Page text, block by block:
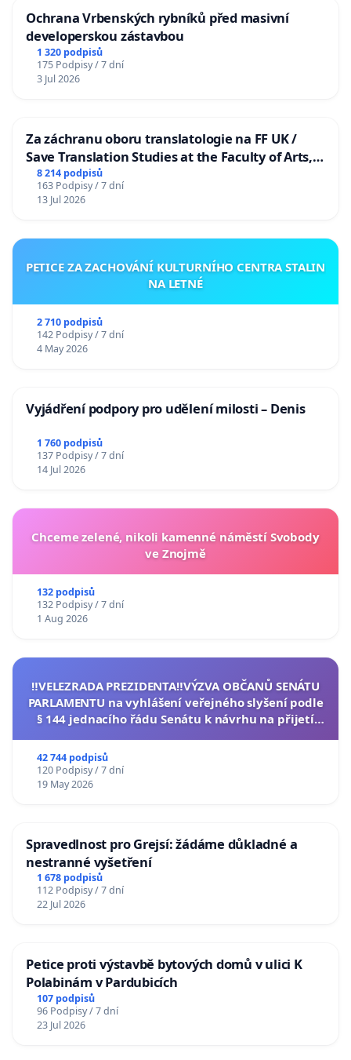
Ochrana Vrbenských rybníků před masivní
developerskou zástavbou
1 320 podpisů
175 Podpisy / 7 dní
3 Jul 2026
Za záchranu oboru translatologie na FF UK /
Save Translation Studies at the Faculty of Arts,
Charles University
8 214 podpisů
163 Podpisy / 7 dní
13 Jul 2026
PETICE ZA ZACHOVÁNÍ KULTURNÍHO CENTRA STALIN
NA LETNÉ
2 710 podpisů
142 Podpisy / 7 dní
4 May 2026
Vyjádření podpory pro udělení milosti – Denis
1 760 podpisů
137 Podpisy / 7 dní
14 Jul 2026
Chceme zelené, nikoli kamenné náměstí Svobody
ve Znojmě
132 podpisů
132 Podpisy / 7 dní
1 Aug 2026
‼️VELEZRADA PREZIDENTA‼️VÝZVA OBČANŮ SENÁTU
PARLAMENTU na vyhlášení veřejného slyšení podle
§ 144 jednacího řádu Senátu k návrhu na přijetí
42 744 podpisů
120 Podpisy / 7 dní
19 May 2026
Spravedlnost pro Grejsí: žádáme důkladné a
nestranné vyšetření
1 678 podpisů
112 Podpisy / 7 dní
22 Jul 2026
Petice proti výstavbě bytových domů v ulici K
Polabinám v Pardubicích
107 podpisů
96 Podpisy / 7 dní
23 Jul 2026